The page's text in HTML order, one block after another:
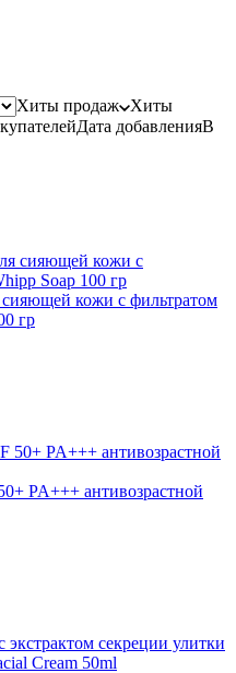
Хиты продаж
Хиты
Дата добавленияВ
кожи с фильтратом
гр
PA+++ антивозрастной